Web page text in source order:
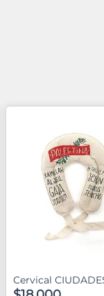
Cervical